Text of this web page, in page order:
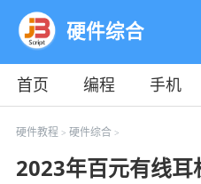
硬件综合
首页 编程 手机
教程
平面
硬件教程 > 硬件综合>
2023年百元有线耳